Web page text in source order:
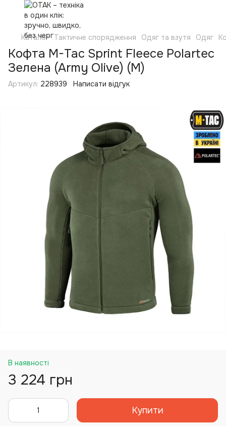
Каталог Тактичне спорядження Одяг та взутя Одяг
Кофта M-Tac Sprint Fleece Polartec
Зелена (Army Olive) (M)
Артикул: 228939 Написати відгук
В наявності
3 224 грн
Купити